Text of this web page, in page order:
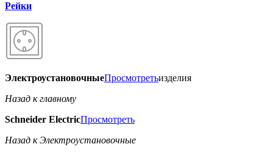
Рейки
ЭлектроустановочныеПросмотретьизделия
Назад к главному
Schneider ElectricПросмотреть
Назад к Электроустановочные